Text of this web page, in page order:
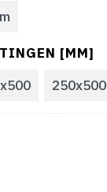
[MM]
250x500